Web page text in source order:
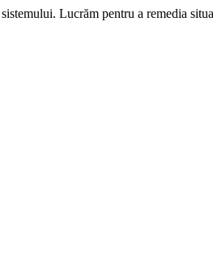
Lucrăm pentru a remedia